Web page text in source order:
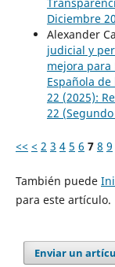
Diciembre
Alexander
judicial y
mejora para
Española
22 (2025):
22
<< < 2 3 4 5 6 7 8 9
También puede
para este artículo.
Enviar un